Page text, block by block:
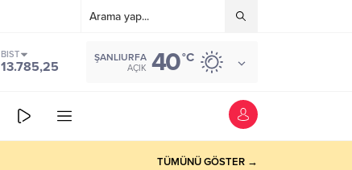
BIST
13.785,25
ŞANLIURFA
AÇIK 40°C
TÜMÜNÜ GÖSTER →